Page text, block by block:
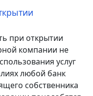
при открытии
компании не
услуг
любой банк
собственника